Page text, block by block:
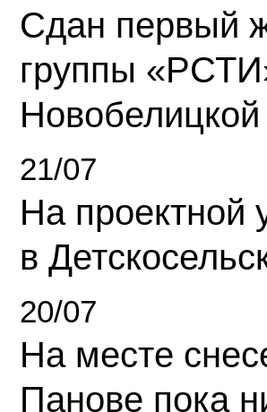
Сдан первый
группы
Новобелицкой
21/07
На проектной
в
20/07
На месте
Панове пока